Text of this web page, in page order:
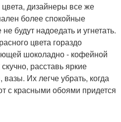
дизайнеры все же
более спокойные
будут надоедать и угнетать.
цвета гораздо
шоколадно - кофейной
расставь яркие
Их легче убрать, когда
с красными обоями придется